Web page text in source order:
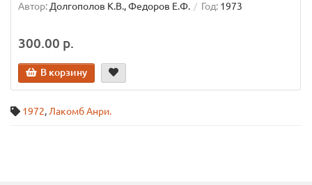
Автор: Долгополов К.В., Федоров Е.Ф. Год: 1973
300.00 р.
В корзину
1972, Лакомб Анри.